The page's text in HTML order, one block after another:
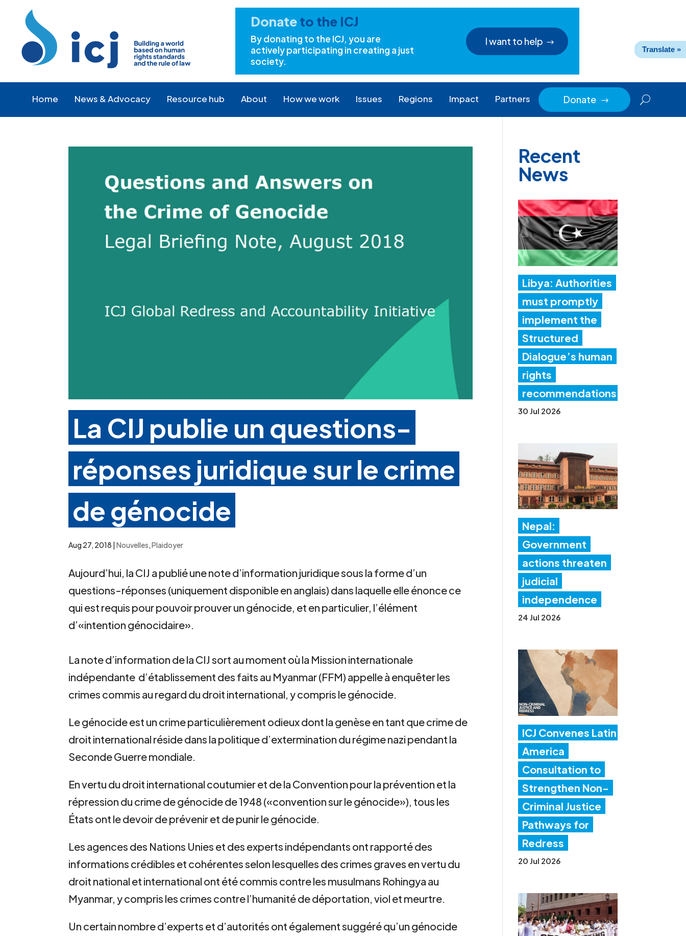
Content
navigation
Donateto the ICJ
By donating to the ICJ, you are
actively participating in creating a just
society.
I want to help
Home News & Advocacy Resource hub About How we work Issues Regions Impact Partners Donate $
La CIJ publie un questions-
réponses juridique sur le crime
de génocide
Aug 27, 2018 |Nouvelles,Plaidoyer
Aujourd’hui, la CIJ a publié une note d’information juridique sous la forme d’un
questions-réponses (uniquement disponible en anglais) dans laquelle elle énonce ce
qui est requis pour pouvoir prouver un génocide, et en particulier, l’élément
d’«intention génocidaire».
La note d’information de la CIJ sort au moment où la Mission internationale
indépendante d’établissement des faits au Myanmar (FFM) appelle à enquêter les
crimes commis au regard du droit international, y compris le génocide.
Le génocide est un crime particulièrement odieux dont la genèse en tant que crime de
droit international réside dans la politique d’extermination du régime nazi pendant la
Seconde Guerre mondiale.
En vertu du droit international coutumier et de la Convention pour la prévention et la
répression du crime de génocide de 1948 («convention sur le génocide»), tous les
États ont le devoir de prévenir et de punir le génocide.
Les agences des Nations Unies et des experts indépendants ont rapporté des
informations crédibles et cohérentes selon lesquelles des crimes graves en vertu du
droit national et international ont été commis contre les musulmans Rohingya au
Myanmar, y compris les crimes contre l’humanité de déportation, viol et meurtre.
Un certain nombre d’experts et d’autorités ont également suggéré qu’un génocide
Recent
News
Libya: Authorities
must promptly
implement the
Structured
Dialogue’s human
rights
recommendations
30 Jul 2026
Nepal:
Government
actions threaten
judicial
independence
24 Jul 2026
ICJ Convenes Latin
America
Consultation to
Strengthen Non-
Criminal Justice
Pathways for
Redress
20 Jul 2026
Translate »